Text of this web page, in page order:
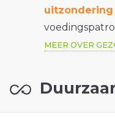
uitzondering
MEER OVER